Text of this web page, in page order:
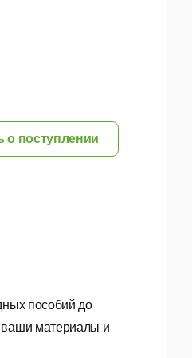
пособий до
материалы и
о поступлении